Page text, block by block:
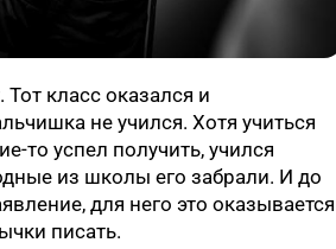
класс оказался и
не учился. Хотя учиться
то успел получить, учился
из школы его забрали. И до
для него это оказывается
писать.